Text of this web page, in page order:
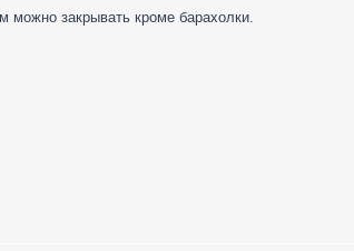
можно закрывать кроме барахолки.